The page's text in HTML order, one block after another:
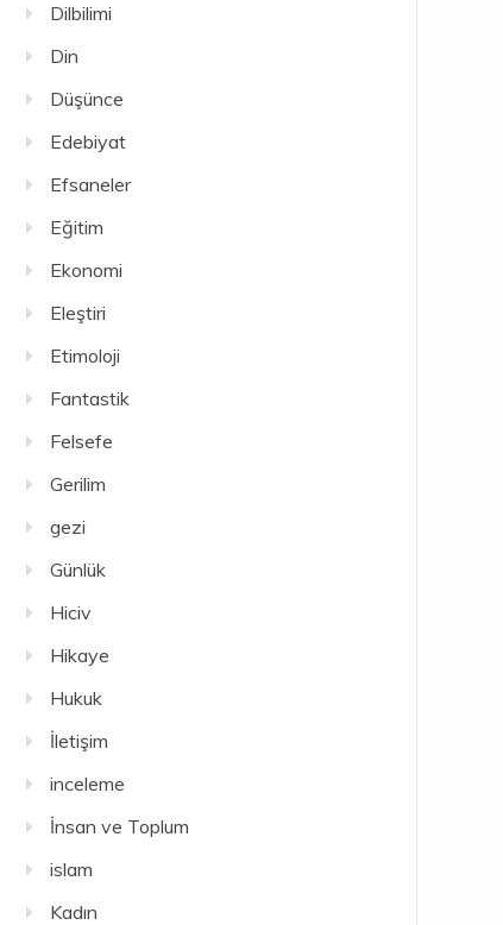
Dilbilimi
Din
Düşünce
Edebiyat
Efsaneler
Eğitim
Ekonomi
Eleştiri
Etimoloji
Fantastik
Felsefe
Gerilim
gezi
Günlük
Hiciv
Hikaye
Hukuk
İletişim
inceleme
İnsan ve Toplum
islam
Kadın